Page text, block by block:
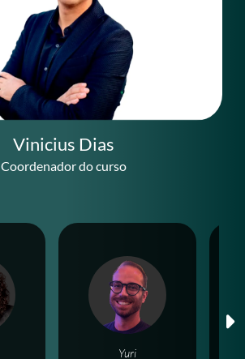
Vinicius Dias
Coordenador do curso
Yuri